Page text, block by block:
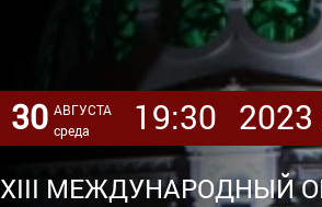
30 АВГУСТА
среда
19:30 2023
XIII МЕЖДУНАРОДНЫЙ